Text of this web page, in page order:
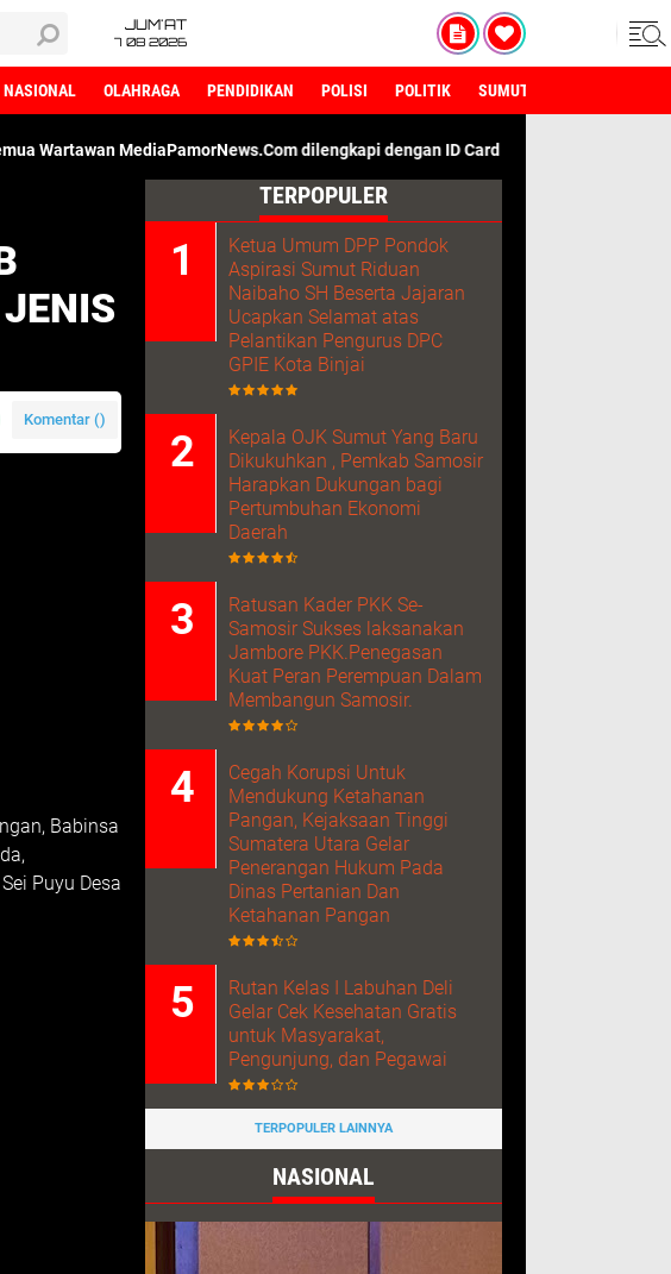
JUM'AT
7 08 2026
NASIONAL OLAHRAGA PENDIDIKAN POLISI POLITIK SUMUT
MediaPamorNews.Com dilengkapi dengan ID Card Wartawan. Kami Adalah Media
Komentar ()
Babinsa
Puyu Desa
TERPOPULER
Ketua Umum DPP Pondok
Aspirasi Sumut Riduan
Naibaho SH Beserta Jajaran
Ucapkan Selamat atas
Pelantikan Pengurus DPC
GPIE Kota Binjai
Kepala OJK Sumut Yang Baru
Dikukuhkan , Pemkab Samosir
Harapkan Dukungan bagi
Pertumbuhan Ekonomi
Daerah
Ratusan Kader PKK Se-
Samosir Sukses laksanakan
Jambore PKK.Penegasan
Kuat Peran Perempuan Dalam
Membangun Samosir.
Cegah Korupsi Untuk
Mendukung Ketahanan
Pangan, Kejaksaan Tinggi
Sumatera Utara Gelar
Penerangan Hukum Pada
Dinas Pertanian Dan
Ketahanan Pangan
Rutan Kelas I Labuhan Deli
Gelar Cek Kesehatan Gratis
untuk Masyarakat,
Pengunjung, dan Pegawai
TERPOPULER LAINNYA
NASIONAL